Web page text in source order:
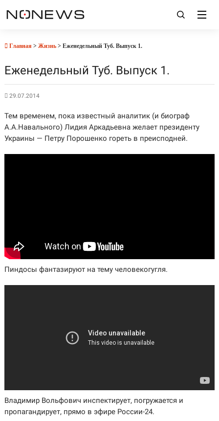
Главная > Жизнь> Еженедельный Туб. Выпуск 1.
Еженедельный Туб. Выпуск 1.
29.07.2014
Тем временем, пока известный аналитик (и биограф
А.А.Навального) Лидия Аркадьевна желает президенту
Украины — Петру Порошенко гореть в преисподней.
Пиндосы фантазируют на тему человекогугля.
Владимир Вольфович инспектирует, погружается и
пропагандирует, прямо в эфире России-24.